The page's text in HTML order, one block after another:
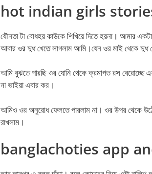
hot indian girls
যৌনতা টা বোধহয় কাউকে শিখিয়ে দিতে হয়না। আমার
আবার ওর দুধ খেতে লাগলাম আমি।যেন ওর মাই থেকে
আমি বুঝতে পারছি ওর যোনি থেকে ক্রমাগত রস বেরোচ্ছে
না ভাইয়া এবার কর।
আমিও ওর অনুরোধ ফেলতে পারলাম না। ওর উপর থেকে উঠে
রাখলাম।
banglachoties app